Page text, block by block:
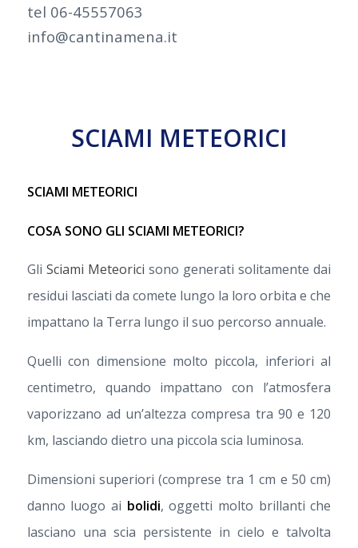
tel 06-45557063
info@cantinamena.it
SCIAMI METEORICI
SCIAMI METEORICI
COSA SONO GLI SCIAMI METEORICI?
Gli Sciami Meteorici sono generati solitamente dai
residui lasciati da comete lungo la loro orbita e che
impattano la Terra lungo il suo percorso annuale.
Quelli con dimensione molto piccola, inferiori al
centimetro, quando impattano con l’atmosfera
vaporizzano ad un’altezza compresa tra 90 e 120
km, lasciando dietro una piccola scia luminosa.
Dimensioni superiori (comprese tra 1 cm e 50 cm)
danno luogo ai bolidi, oggetti molto brillanti che
lasciano una scia persistente in cielo e talvolta